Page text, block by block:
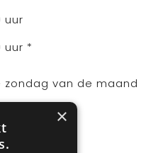
uur
uur *
van de maand
×